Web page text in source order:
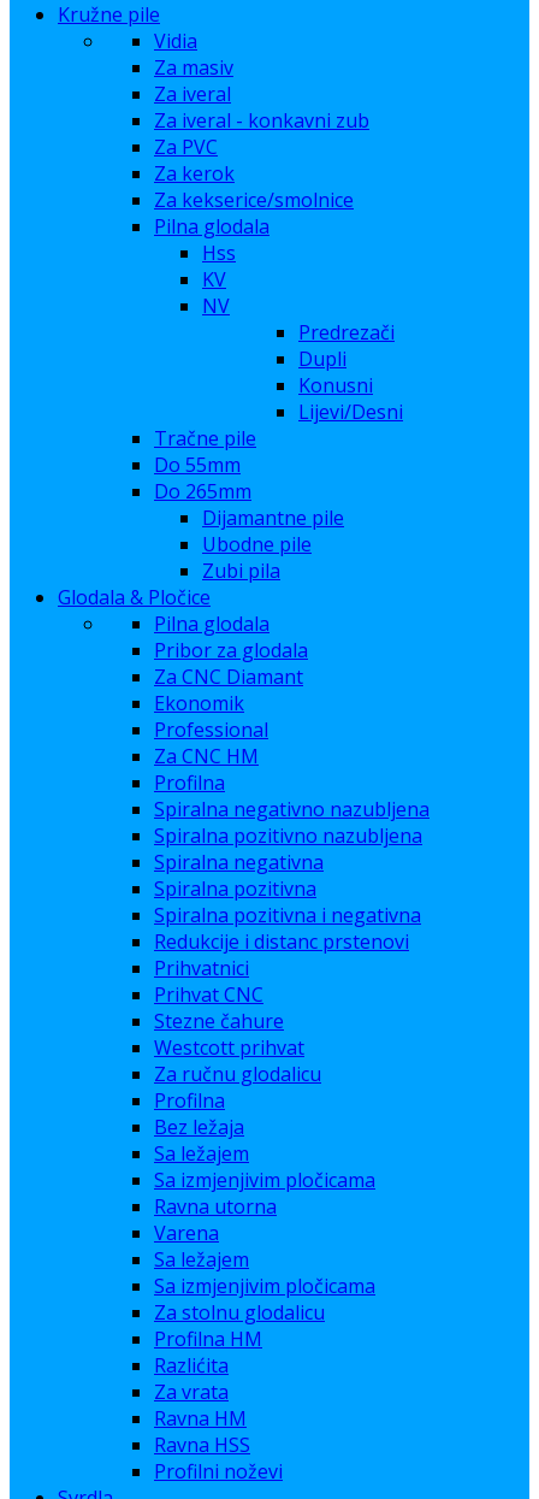
Kružne pile
Vidia
Za masiv
Za iveral
Za iveral - konkavni zub
Za PVC
Za kerok
Za kekserice/smolnice
Pilna glodala
Hss
KV
NV
Predrezači
Dupli
Konusni
Lijevi/Desni
Tračne pile
Do 55mm
Do 265mm
Dijamantne pile
Ubodne pile
Zubi pila
Glodala & Pločice
Pilna glodala
Pribor za glodala
Za CNC Diamant
Ekonomik
Professional
Za CNC HM
Profilna
Spiralna negativno nazubljena
Spiralna pozitivno nazubljena
Spiralna negativna
Spiralna pozitivna
Spiralna pozitivna i negativna
Redukcije i distanc prstenovi
Prihvatnici
Prihvat CNC
Stezne čahure
Westcott prihvat
Za ručnu glodalicu
Profilna
Bez ležaja
Sa ležajem
Sa izmjenjivim pločicama
Ravna utorna
Varena
Sa ležajem
Sa izmjenjivim pločicama
Za stolnu glodalicu
Profilna HM
Razlićita
Za vrata
Ravna HM
Ravna HSS
Profilni noževi